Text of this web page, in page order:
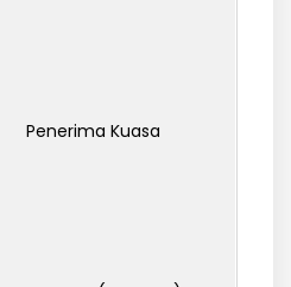
Kuasa
Kuasa